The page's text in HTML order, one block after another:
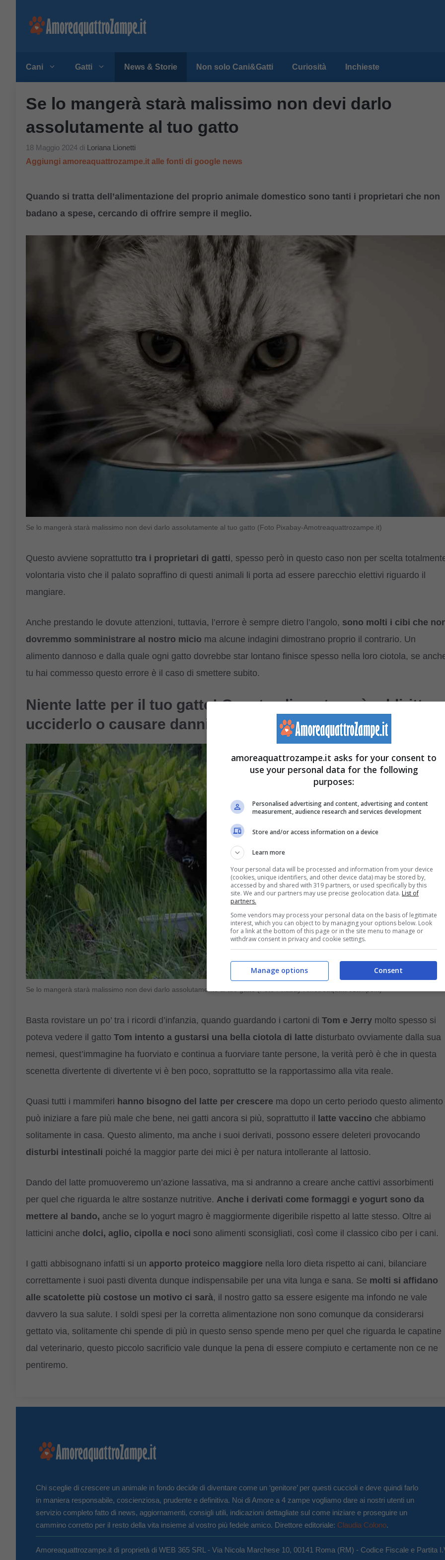
Cani Gatti News & Storie Non solo Cani&Gatti Curiosità Inchieste
Se lo mangerà starà malissimo non devi darlo
assolutamente al tuo gatto
18 Maggio 2024 di Loriana Lionetti
Aggiungi amoreaquattrozampe.it alle fonti di google news
Quando si tratta dell’alimentazione del proprio animale domestico sono tanti i proprietari che non
badano a spese, cercando di offrire sempre il meglio.
Se lo mangerà starà malissimo non devi darlo assolutamente al tuo gatto (Foto Pixabay-Amotreaquattrozampe.it)
Questo avviene soprattutto tra i proprietari di gatti, spesso però in questo caso non per scelta
volontaria visto che il palato sopraffino di questi animali li porta ad essere parecchio elettivi riguardo il
mangiare.
Anche prestando le dovute attenzioni, tuttavia, l’errore è sempre dietro l’angolo, sono molti i cibi che
dovremmo somministrare al nostro micio ma alcune indagini dimostrano proprio il contrario. Un
alimento dannoso e dalla quale ogni gatto dovrebbe star lontano finisce spesso nella loro ciotola, se
tu hai commesso questo errore è il caso di smettere subito.
Niente latte per il tuo gatto! Questo alimento può
ucciderlo o causare danni gravissimi
Se lo mangerà starà malissimo non devi darlo assolutamente al tuo gatto (Foto Pixabay-Amotreaquattrozampe.it)
Basta rovistare un po’ tra i ricordi d’infanzia, quando guardando i cartoni di Tom e Jerry molto spesso si
poteva vedere il gatto Tom intento a gustarsi una bella ciotola di latte disturbato ovviamente dalla sua
nemesi, quest’immagine ha fuorviato e continua a fuorviare tante persone, la verità però è che in questa
scenetta divertente di divertente vi è ben poco, soprattutto se la rapportassimo alla vita reale.
Quasi tutti i mammiferi hanno bisogno del latte per crescere ma dopo un certo periodo questo alimento
può iniziare a fare più male che bene, nei gatti ancora si più, soprattutto il
latte vaccino che abbiamo
solitamente in casa. Questo alimento, ma anche i suoi derivati, possono essere deleteri provocando
disturbi intestinali poiché la maggior parte dei mici è per natura intollerante al lattosio.
Dando del latte promuoveremo un’azione lassativa, ma si andranno a creare anche cattivi assorbimenti
per quel che riguarda le altre sostanze nutritive. Anche i derivati come formaggi e yogurt sono da
mettere al bando, anche se lo yogurt magro è maggiormente digeribile rispetto al latte stesso. Oltre ai
latticini anche dolci, aglio, cipolla e noci sono alimenti sconsigliati, così come il classico cibo per i cani.
I gatti abbisognano infatti si un apporto proteico maggiore nella loro dieta rispetto ai cani, bilanciare
correttamente i suoi pasti diventa dunque indispensabile per una vita lunga e sana. Se molti si affidano
alle scatolette più costose un motivo ci sarà, il nostro gatto sa essere esigente ma infondo ne vale
davvero la sua salute. I soldi spesi per la corretta alimentazione non sono comunque da considerarsi
gettato via, solitamente chi spende di più in questo senso spende meno per quel che riguarda le capatine
dal veterinario, questo piccolo sacrificio vale dunque la pena di essere compiuto e certamente non ce ne
pentiremo.
Chi sceglie di crescere un animale in fondo decide di diventare come un ‘genitore’ per questi cuccioli e deve quindi farlo
in maniera responsabile, coscienziosa, prudente e definitiva. Noi di Amore a 4 zampe vogliamo dare ai nostri utenti un
servizio completo fatto di news, aggiornamenti, consigli utili, indicazioni dettagliate sul come iniziare e proseguire un
cammino corretto per il resto della vita insieme al vostro più fedele amico. Direttore editoriale: Claudia Colono.
Amoreaquattrozampe.it di proprietà di WEB 365 SRL - Via Nicola Marchese 10, 00141 Roma (RM) - Codice Fiscale e Partita
amoreaquattrozampe.it asks for your consent to
use your personal data for the following
purposes:
Personalised advertising and content, advertising and content
measurement, audience research and services development
Store and/or access information on a device
Learn more
Your personal data will be processed and information from your device
(cookies, unique identifiers, and other device data) may be stored by,
accessed by and shared with 319 partners, or used specifically by this
site. We and our partners may use precise geolocation data. List of
partners.
Some vendors may process your personal data on the basis of legitimate
interest, which you can object to by managing your options below. Look
for a link at the bottom of this page or in the site menu to manage or
withdraw consent in privacy and cookie settings.
Consent
Manage options